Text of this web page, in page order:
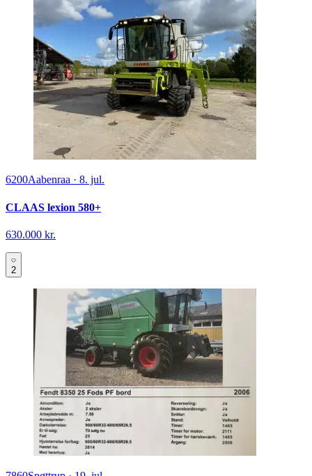
6200Aabenraa · 8. jul.
CLAAS lexion 580+
630.000 kr.
2